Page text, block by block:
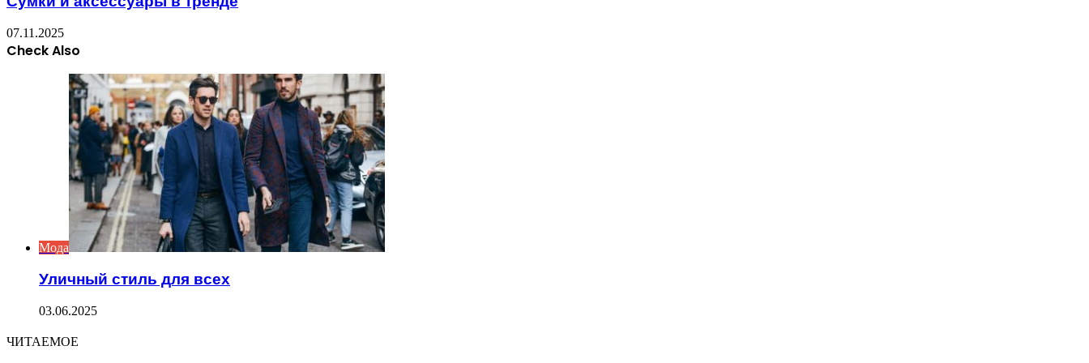
07.11.2025
Check Also
Мода
Уличный стиль для всех
03.06.2025
ЧИТАЕМОЕ